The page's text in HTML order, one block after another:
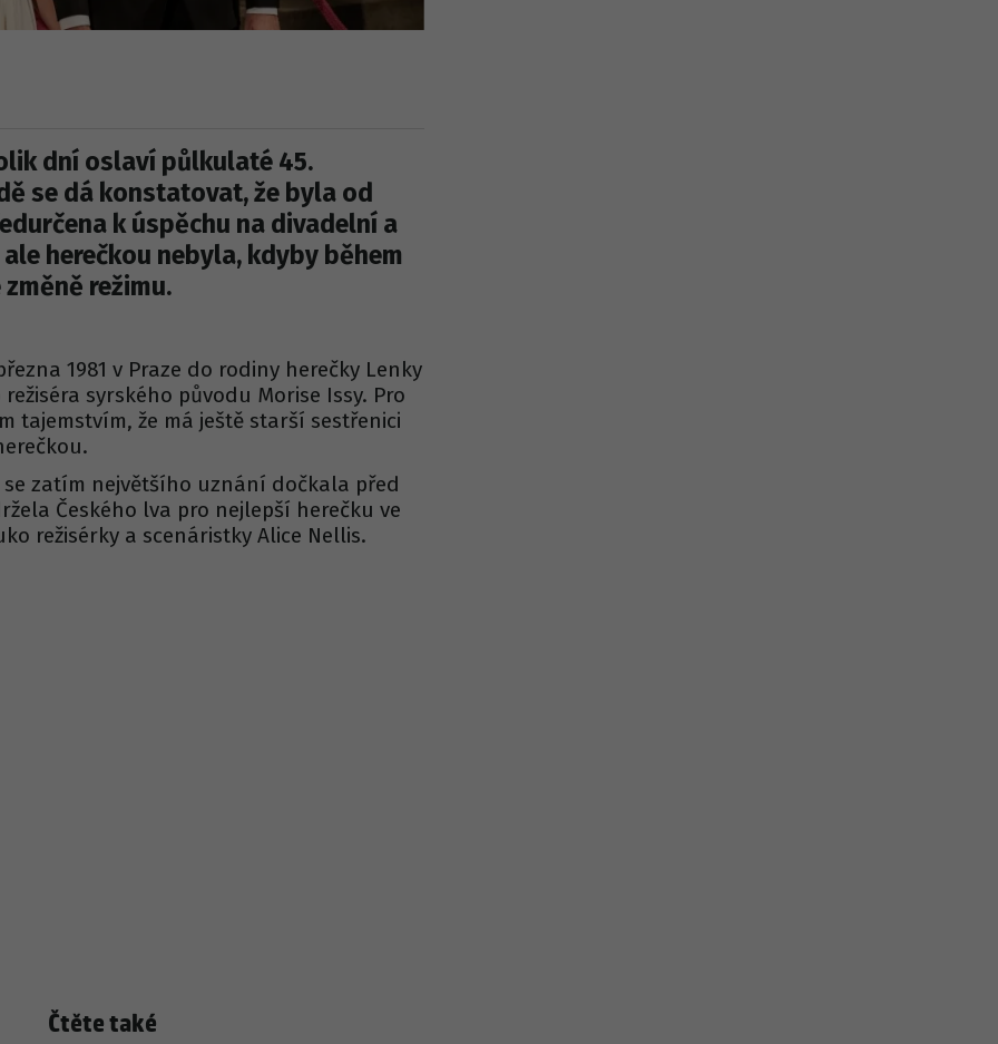
dní oslaví půlkulaté 45.
se dá konstatovat, že byla od
k úspěchu na divadelní a
herečkou nebyla, kdyby během
režimu.
1981 v Praze do rodiny herečky Lenky
syrského původu Morise Issy. Pro
tajemstvím, že má ještě starší sestřenici
se zatím největšího uznání dočkala před
Českého lva pro nejlepší herečku ve
režisérky a scenáristky Alice Nellis.
Čtěte také